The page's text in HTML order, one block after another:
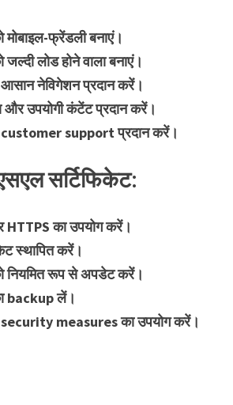
मोबाइल-फ्रेंडली बनाएं।
लोड होने वाला बनाएं।
नेविगेशन प्रदान करें।
और उपयोगी कंटेंट प्रदान करें।
customer support प्रदान करें।
सर्टिफिकेट:
HTTPS का उपयोग करें।
स्थापित करें।
नियमित रूप से अपडेट करें।
backup लें।
security measures का उपयोग करें।